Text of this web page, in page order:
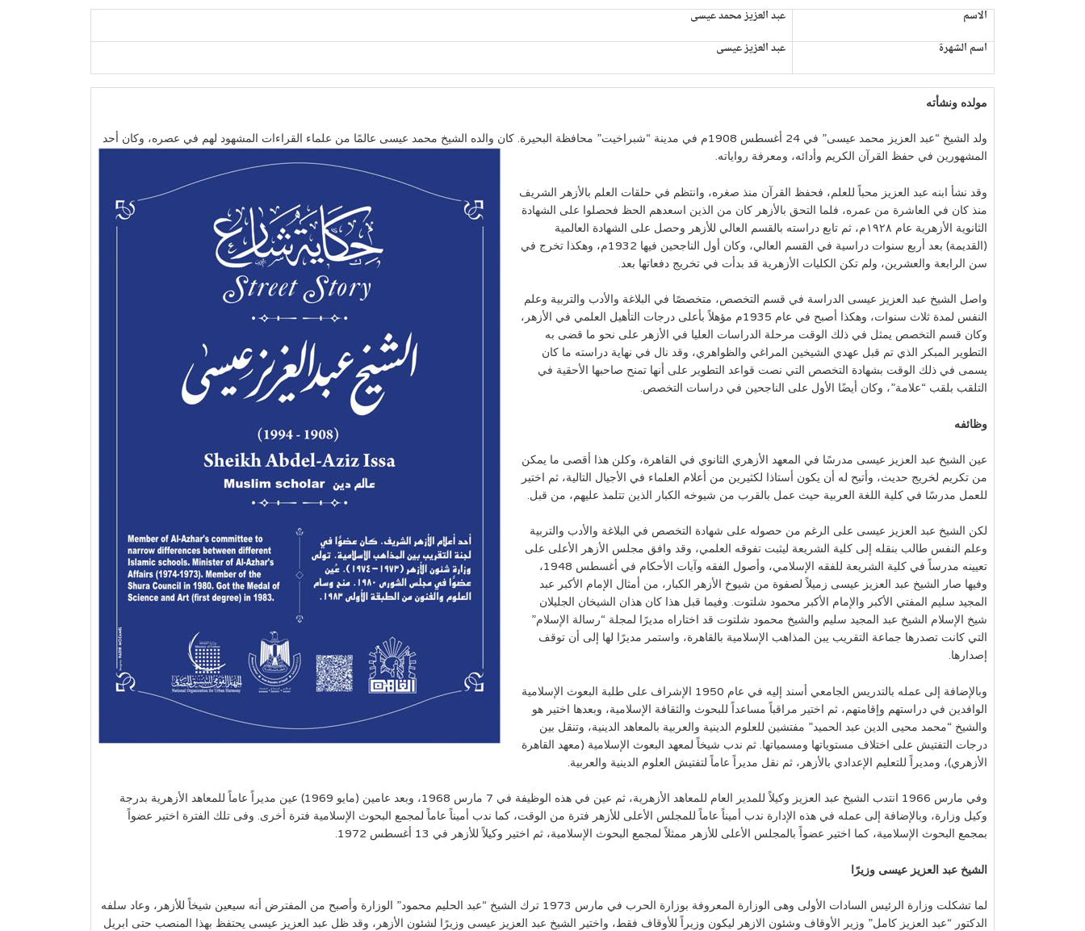
الاسم
عبد العزيز محمد عيسى
اسم الشهرة
عبد العزيز عيسى
مولده ونشأته
ولد الشيخ “عبد العزيز محمد عيسى” في 24 أغسطس 1908م في مدينة “شبراخيت” محافظة البحيرة. كان والده الشيخ محمد عيسى عالمًا من علماء القراءات المشهود لهم في عصره، وكان أحد
المشهورين في حفظ القرآن الكريم وأدائه، ومعرفة رواياته.
وقد نشأ ابنه عبد العزيز محباً للعلم، فحفظ القرآن منذ صغره، وانتظم في حلقات العلم بالأزهر الشريف
منذ كان في العاشرة من عمره، فلما التحق بالأزهر كان من الذين اسعدهم الحظ فحصلوا على الشهادة
الثانوية الأزهرية عام ١٩٢٨م، ثم تابع دراسته بالقسم العالي للأزهر وحصل على الشهادة العالمية
(القديمة) بعد أربع سنوات دراسية في القسم العالي، وكان أول الناجحين فيها 1932م، وهكذا تخرج في
سن الرابعة والعشرين، ولم تكن الكليات الأزهرية قد بدأت في تخريج دفعاتها بعد.
واصل الشيخ عبد العزيز عيسى الدراسة في قسم التخصص، متخصصًا في البلاغة والأدب والتربية وعلم
النفس لمدة ثلاث سنوات، وهكذا أصبح في عام 1935م مؤهلاً بأعلى درجات التأهيل العلمي في الأزهر،
وكان قسم التخصص يمثل في ذلك الوقت مرحلة الدراسات العليا في الأزهر على نحو ما قضى به
التطوير المبكر الذي تم قبل عهدي الشيخين المراغي والظواهري، وقد نال في نهاية دراسته ما كان
يسمى في ذلك الوقت بشهادة التخصص التي نصت قواعد التطوير على أنها تمنح صاحبها الأحقية في
التلقب بلقب “علامة”، وكان أيضًا الأول على الناجحين في دراسات التخصص.
وظائفه
عين الشيخ عبد العزيز عيسى مدرسًا في المعهد الأزهري الثانوي في القاهرة، وكلن هذا أقصى ما يمكن
من تكريم لخريج حديث، وأتيح له أن يكون أستاذا لكثيرين من أعلام العلماء في الأجيال التالية، ثم اختير
للعمل مدرسًا في كلية اللغة العربية حيث عمل بالقرب من شيوخه الكبار الذين تتلمذ عليهم، من قبل.
لكن الشيخ عبد العزيز عيسى على الرغم من حصوله على شهادة التخصص في البلاغة والأدب والتربية
وعلم النفس طالب بنقله إلى كلية الشريعة ليثبت تفوقه العلمي، وقد وافق مجلس الأزهر الأعلى على
تعيينه مدرساً في كلية الشريعة للفقه الإسلامي، وأصول الفقه وآيات الأحكام في أغسطس 1948،
وفيها صار الشيخ عبد العزيز عيسى زميلاً لصفوة من شيوخ الأزهر الكبار، من أمثال الإمام الأكبر عبد
المجيد سليم المفتي الأكبر والإمام الأكبر محمود شلتوت. وفيما قبل هذا كان هذان الشيخان الجليلان
شيخ الإسلام الشيخ عبد المجيد سليم والشيخ محمود شلتوت قد اختاراه مديرًا لمجلة “رسالة الإسلام”
التي كانت تصدرها جماعة التقريب يبن المذاهب الإسلامية بالقاهرة، واستمر مديرًا لها إلى أن توقف
إصدارها.
وبالإضافة إلى عمله بالتدريس الجامعي أسند إليه في عام 1950 الإشراف على طلبة البعوث الإسلامية
الوافدين في دراستهم وإقامتهم، ثم اختير مراقباً مساعداً للبحوث والثقافة الإسلامية، وبعدها اختير هو
والشيخ “محمد محيى الدين عبد الحميد” مفتشين للعلوم الدينية والعربية بالمعاهد الدينية، وتنقل بين
درجات التفتيش على اختلاف مستوياتها ومسمياتها. ثم ندب شيخاً لمعهد البعوث الإسلامية (معهد القاهرة
الأزهري)، ومديراً للتعليم الإعدادي بالأزهر، ثم نقل مديراً عاماً لتفتيش العلوم الدينية والعربية.
وفي مارس 1966 انتدب الشيخ عبد العزيز وكيلاً للمدير العام للمعاهد الأزهرية، ثم عين في هذه الوظيفة في 7 مارس 1968، وبعد عامين (مايو 1969) عين مديراً عاماً للمعاهد الأزهرية بدرجة
وكيل وزارة، وبالإضافة إلى عمله في هذه الإدارة ندب أميناً عاماً للمجلس الأعلى للأزهر فترة من الوقت، كما ندب أميناً عاماً لمجمع البحوث الإسلامية فترة أخرى. وفى تلك الفترة اختير عضواً
بمجمع البحوث الإسلامية، كما اختير عضواً بالمجلس الأعلى للأزهر ممثلاً لمجمع البحوث الإسلامية، ثم اختير وكيلاً للأزهر في 13 أغسطس 1972.
الشيخ عبد العزيز عيسى وزيرًا
لما تشكلت وزارة الرئيس السادات الأولى وهى الوزارة المعروفة بوزارة الحرب في مارس 1973 ترك الشيخ “عبد الحليم محمود” الوزارة وأصبح من المفترض أنه سيعين شيخاً للأزهر، وعاد سلفه
الدكتور “عبد العزيز كامل” وزير الأوقاف وشئون الازهر ليكون وزيراً للأوقاف فقط، واختير الشيخ عبد العزيز عيسى وزيرًا لشئون الأزهر، وقد ظل عبد العزيز عيسى يحتفظ بهذا المنصب حتى ابريل